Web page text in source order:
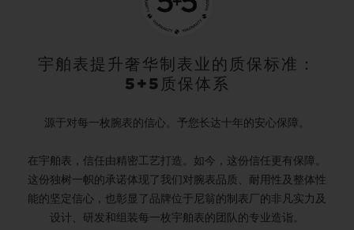
宇舶表提升奢华制表业的质保标准：
5+5质保体系
源于对每一枚腕表的信心。予您长达十年的安心保障。
在宇舶表，信任由精密工艺打造。如今，这份信任更有保障。
这份独树一帜的承诺体现了我们对腕表品质、耐用性及整体性
能的坚定信心，也彰显了品牌位于尼翁的制表厂的非凡实力及
设计、研发和组装每一枚宇舶表的团队的专业造诣。